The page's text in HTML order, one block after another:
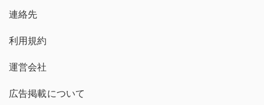
連絡先
利用規約
運営会社
広告掲載について